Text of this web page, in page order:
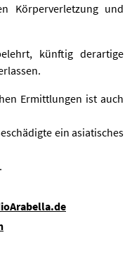
Körperverletzung und
künftig derartige
Ermittlungen ist auch
ein asiatisches